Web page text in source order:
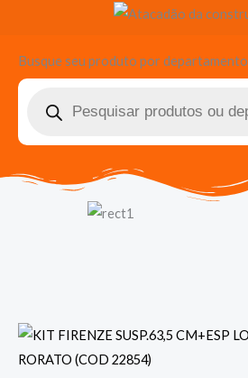
Busque seu produto por departamento
Pesquisar